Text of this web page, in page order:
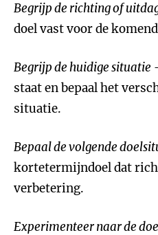
Begrijp de richting of
doel vast voor de
Begrijp de huidige situatie
staat en bepaal het
situatie.
Bepaal de volgende
kortetermijndoel dat
verbetering.
Experimenteer naar de